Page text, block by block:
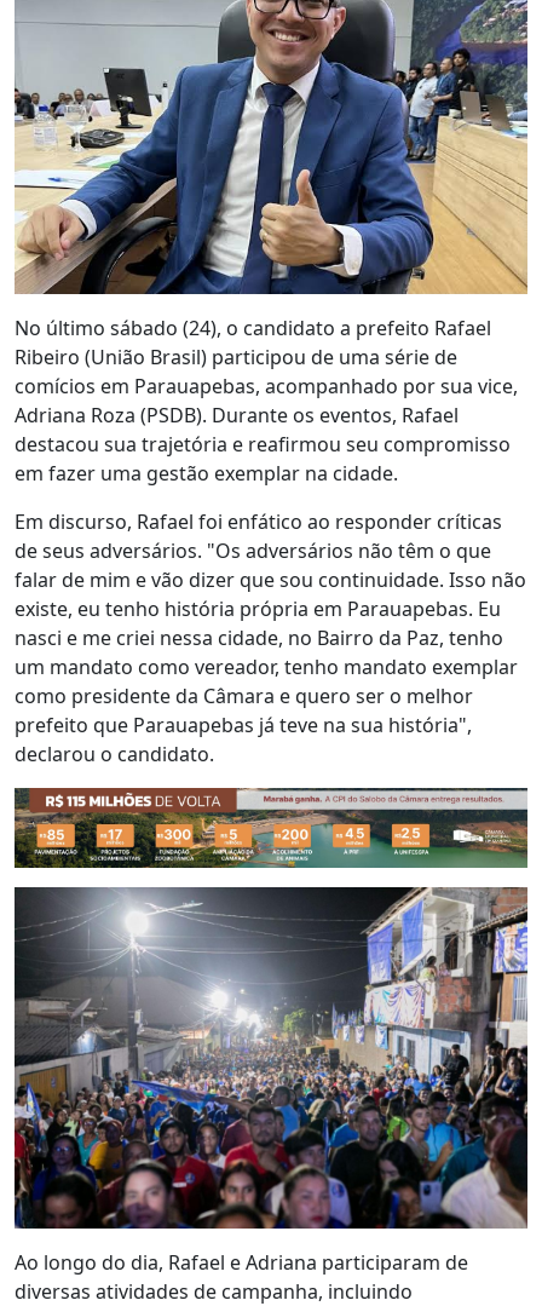
No último sábado (24), o candidato a prefeito Rafael
Ribeiro (União Brasil) participou de uma série de
comícios em Parauapebas, acompanhado por sua vice,
Adriana Roza (PSDB). Durante os eventos, Rafael
destacou sua trajetória e reafirmou seu compromisso
em fazer uma gestão exemplar na cidade.
Em discurso, Rafael foi enfático ao responder críticas
de seus adversários. "Os adversários não têm o que
falar de mim e vão dizer que sou continuidade. Isso não
existe, eu tenho história própria em Parauapebas. Eu
nasci e me criei nessa cidade, no Bairro da Paz, tenho
um mandato como vereador, tenho mandato exemplar
como presidente da Câmara e quero ser o melhor
prefeito que Parauapebas já teve na sua história",
declarou o candidato.
Ao longo do dia, Rafael e Adriana participaram de
diversas atividades de campanha, incluindo